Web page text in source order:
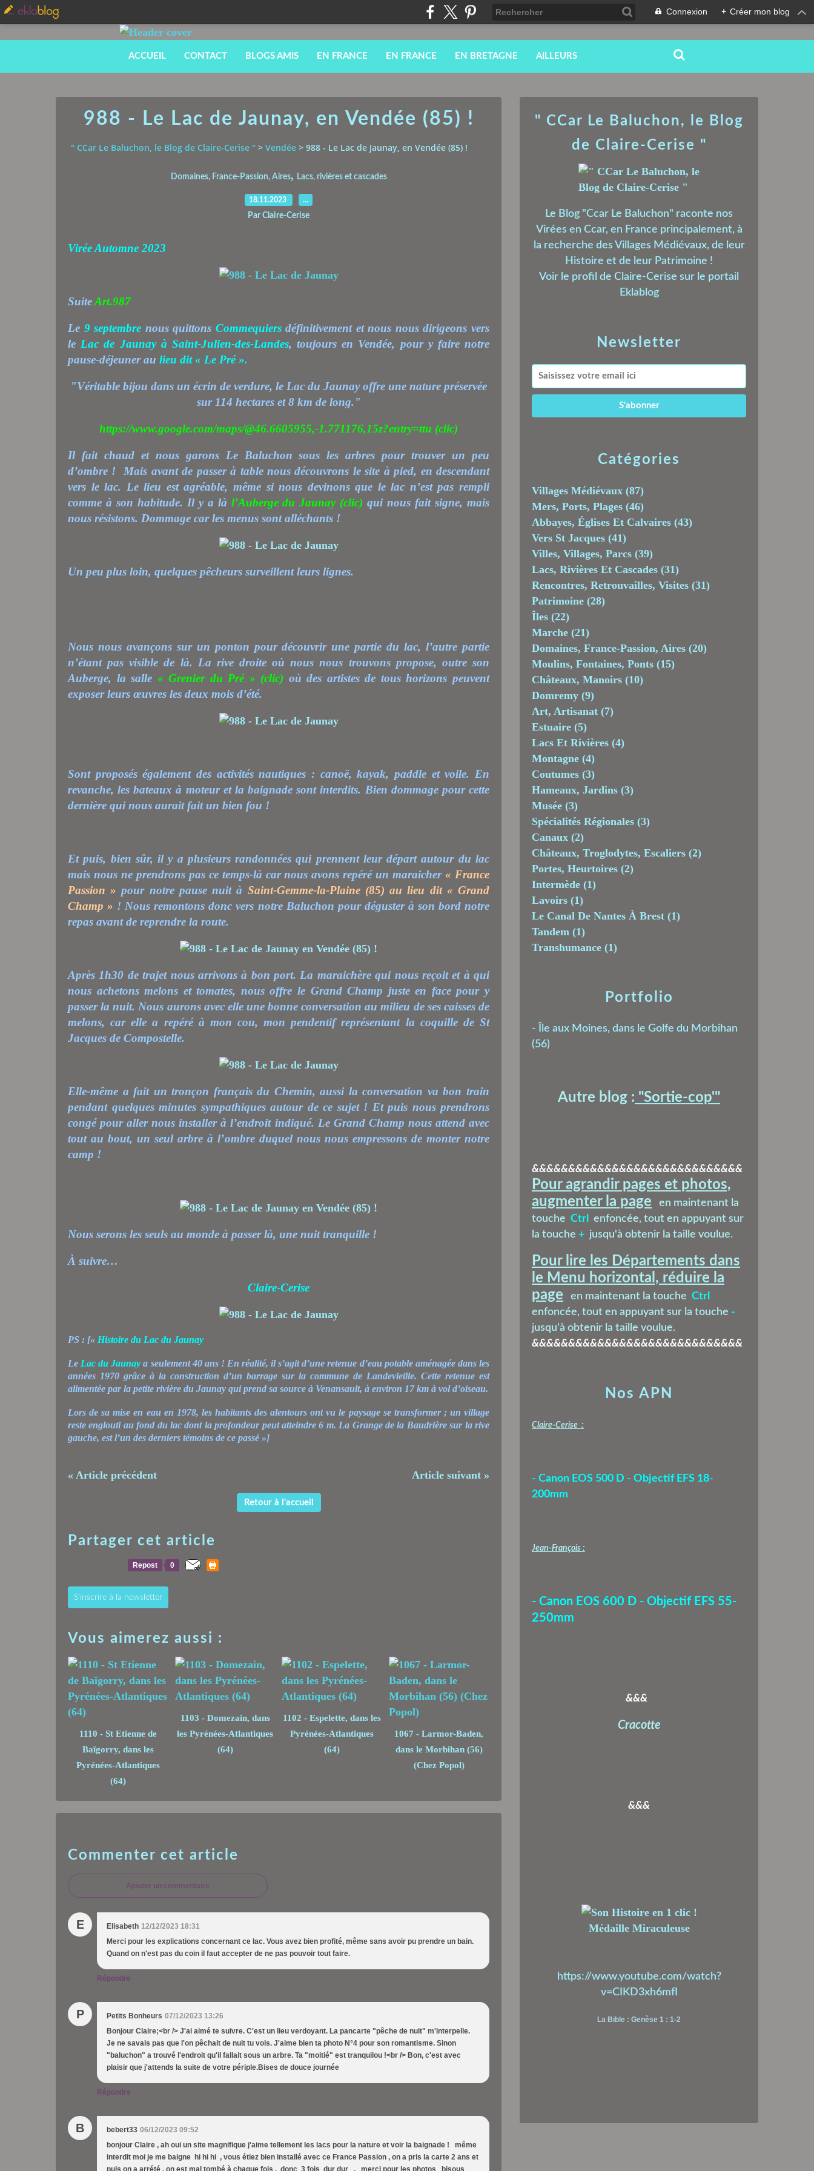
Connexion + Créer mon blog
ACCUEIL CONTACT BLOGS AMIS EN FRANCE EN FRANCE EN BRETAGNE AILLEURS
988 - Le Lac de Jaunay, en Vendée (85) !
" CCar Le Baluchon, le Blog de Claire-Cerise " > Vendée > 988 - Le Lac de Jaunay, en Vendée (85) !
Domaines, France-Passion, Aires, Lacs, rivières et cascades
18.11.2023 …
Par Claire-Cerise
Virée Automne 2023
SuiteArt.987
Le 9 septembre nous quittons Commequiersdéfinitivement et nous nous dirigeons vers
le Lac de Jaunay à Saint-Julien-des-Landes, toujours en Vendée, pour y faire notre
pause-déjeuner au lieu dit « Le Pré ».
"Véritable bijou dans un écrin de verdure, le Lac du Jaunay offre une nature préservée
sur 114 hectares et 8 km de long."
https://www.google.com/maps/@46.6605955,-1.771176,15z?entry=ttu (clic)
Il fait chaud et nous garons Le Baluchon sous les arbres pour trouver un peu
d’ombre !
Mais avant de passer à table nous découvrons le site à pied, en descendant
vers le lac. Le lieu est agréable, même si nous devinons que le lac n’est pas rempli
comme à son habitude. Il y a là l’Auberge du Jaunay(clic) qui nous fait signe, mais
nous résistons. Dommage car les menus sont alléchants !
Un peu plus loin, quelques pêcheurs surveillent leurs lignes.
Nous nous avançons sur un ponton pour découvrir une partie du lac, l’autre partie
n’étant pas visible de là. La rive droite où nous nous trouvons propose, outre son
Auberge, la salle « Grenier du Pré » (clic) où des artistes de tous horizons peuvent
exposer leurs œuvres les deux mois d’été.
Sont proposés également des activités nautiques : canoë, kayak, paddle et voile. En
revanche, les bateaux à moteur et la baignade sont interdits. Bien dommage pour cette
dernière qui nous aurait fait un bien fou !
Et puis, bien sûr, il y a plusieurs randonnées qui prennent leur départ autour du lac
mais nous ne prendrons pas ce temps-là car nous avons repéré un maraicher « France
Passion »pour notre pause nuità Saint-Gemme-la-Plaine (85) au lieu dit « Grand
Champ » ! Nous remontons donc vers notre Baluchon pour déguster à son bord notre
repas avant de reprendre la route.
Après 1h30 de trajet nous arrivons à bon port. La maraichère qui nous reçoit et à qui
nous achetons melons et tomates, nous offre le Grand Champ juste en face pour y
passer la nuit. Nous aurons avec elle une bonne conversation au milieu de ses caisses de
melons, car elle a repéré à mon cou, mon pendentif représentant la coquille de St
Jacques de Compostelle.
Elle-même a fait un tronçon français du Chemin, aussi la conversation va bon train
pendant quelques minutes sympathiques autour de ce sujet ! Et puis nous prendrons
congé pour aller nous installer à l’endroit indiqué. Le Grand Champ nous attend avec
tout au bout, un seul arbre à l’ombre duquel nous nous empressons de monter notre
camp !
Nous serons les seuls au monde à passer là, une nuit tranquille !
À suivre…
Claire-Cerise
PS : [« Histoire du Lac du Jaunay
Le Lac du Jaunay a seulement 40 ans ! En réalité, il s’agit d’une retenue d’eau potable aménagée dans les
années 1970 grâce à la construction d’un barrage sur la commune de Landevieille. Cette retenue est
alimentée par la petite rivière du Jaunay qui prend sa source à Venansault, à environ 17 km à vol d’oiseau.
Lors de sa mise en eau en 1978, les habitants des alentours ont vu le paysage se transformer ; un village
reste englouti au fond du lac dont la profondeur peut atteindre 6 m. La Grange de la Baudrièresur la rive
gauche, est l’un des derniers témoins de ce passé »]
« Article précédent Article suivant »
Retour à l'accueil
Partager cet article
Repost 0
S'inscrire à la newsletter
Vous aimerez aussi :
1110 - St Etienne de
Baïgorry, dans les
Pyrénées-Atlantiques
(64)
1103 - Domezain, dans
les Pyrénées-Atlantiques
(64)
1102 - Espelette, dans les
Pyrénées-Atlantiques
(64)
1067 - Larmor-Baden,
dans le Morbihan (56)
(Chez Popol)
Commenter cet article
Ajouter un commentaire
E Elisabeth 12/12/2023 18:31
Merci pour les explications concernant ce lac. Vous avez bien profité, même sans avoir pu prendre un bain.
Quand on n'est pas du coin il faut accepter de ne pas pouvoir tout faire.
Répondre
P Petits Bonheurs 07/12/2023 13:26
Bonjour Claire;<br /> J'ai aimé te suivre. C'est un lieu verdoyant. La pancarte "pêche de nuit" m'interpelle.
Je ne savais pas que l'on pêchait de nuit tu vois. J'aime bien ta photo N°4 pour son romantisme. Sinon
"baluchon" a trouvé l'endroit qu'il fallait sous un arbre. Ta "moitié" est tranquilou !<br /> Bon, c'est avec
plaisir que j'attends la suite de votre périple.Bises de douce journée
Répondre
B bebert33 06/12/2023 09:52
bonjour Claire , ah oui un site magnifique j'aime tellement les lacs pour la nature et voir la baignade ! même
interdit moi je me baigne hi hi hi , vous étiez bien installé avec ce France Passion , on a pris la carte 2 ans et
puis on a arrété , on est mal tombé à chaque fois , donc 3 fois dur dur , merci pour les photos bisous
Newsletter
Catégories
Villages Médiévaux (87)
Mers, Ports, Plages (46)
Abbayes, Églises Et Calvaires (43)
Vers St Jacques (41)
Villes, Villages, Parcs (39)
Lacs, Rivières Et Cascades (31)
Rencontres, Retrouvailles, Visites (31)
Patrimoine (28)
Îles (22)
Marche (21)
Domaines, France-Passion, Aires (20)
Moulins, Fontaines, Ponts (15)
Châteaux, Manoirs (10)
Domremy (9)
Art, Artisanat (7)
Estuaire (5)
Lacs Et Rivières (4)
Montagne (4)
Coutumes (3)
Hameaux, Jardins (3)
Musée (3)
Spécialités Régionales (3)
Canaux (2)
Châteaux, Troglodytes, Escaliers (2)
Portes, Heurtoires (2)
Intermède (1)
Lavoirs (1)
Le Canal De Nantes À Brest (1)
Tandem (1)
Transhumance (1)
" CCar Le Baluchon, le Blog
de Claire-Cerise "
Le Blog "Ccar Le Baluchon" raconte nos
Virées en Ccar, en France principalement, à
la recherche des Villages Médiévaux, de leur
Histoire et de leur Patrimoine !
Voir le profil de Claire-Cerise sur le portail
Eklablog
Nos APN
Claire-Cerise :
- Canon EOS 500 D - Objectif EFS 18-
200mm
Jean-François :
- Canon EOS 600 D - Objectif EFS 55-
250mm
&&&
Cracotte
&&&
Médaille Miraculeuse
https://www.youtube.com/watch?
v=CIKD3xh6mfI
La Bible : Genèse 1 : 1-2
Portfolio
- Île aux Moines, dans le Golfe du Morbihan
(56)
Autre blog : "Sortie-cop'"
&&&&&&&&&&&&&&&&&&&&&&&&&&&&&
Pour agrandir pages et photos,
augmenter la page
en maintenant la
touche Ctrl
enfoncée, tout en appuyant sur
la touche + jusqu'à obtenir la taille voulue.
Pour lire les Départements dans
le Menu horizontal, réduire la
page
en maintenant la touche Ctrl
enfoncée, tout en appuyant sur la touche -
jusqu'à obtenir la taille voulue.
&&&&&&&&&&&&&&&&&&&&&&&&&&&&&